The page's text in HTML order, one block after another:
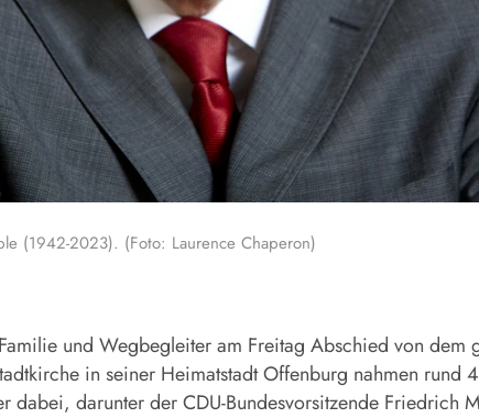
(1942-2023). (Foto: Laurence Chaperon)
und Wegbegleiter am Freitag Abschied von dem
in seiner Heimatstadt Offenburg nahmen rund
darunter der CDU-Bundesvorsitzende Friedrich